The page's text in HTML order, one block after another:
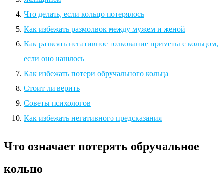
Что делать, если кольцо потерялось
Как избежать размолвок между мужем и женой
Как развеять негативное толкование приметы с кольцом,
если оно нашлось
Как избежать потери обручального кольца
Стоит ли верить
Советы психологов
Как избежать негативного предсказания
Что означает потерять обручальное
кольцо